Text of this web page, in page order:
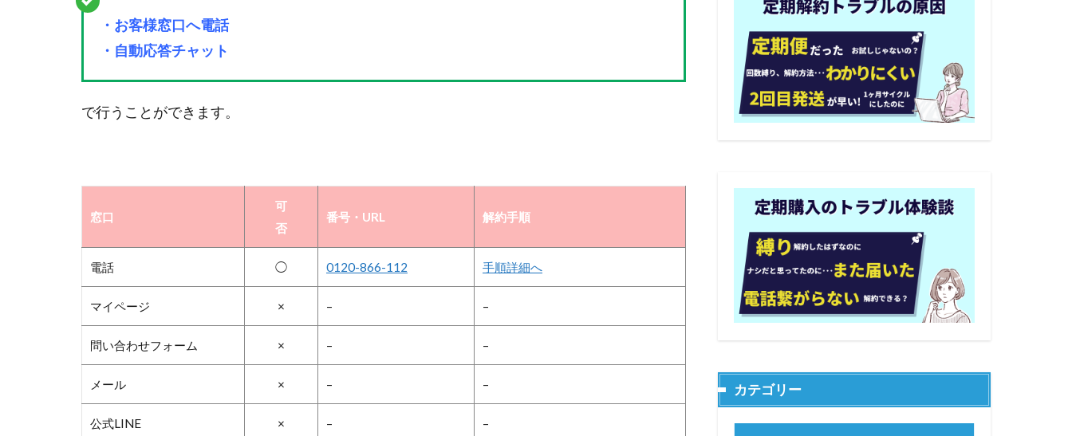
・お客様窓口へ電話
・自動応答チャット
で行うことができます。
窓口
可
否
番号・URL 解約手順
電話 ◯ 0120-866-112 手順詳細へ
マイページ × – –
問い合わせフォーム × – –
メール × – –
公式LINE × – –
カテゴリー